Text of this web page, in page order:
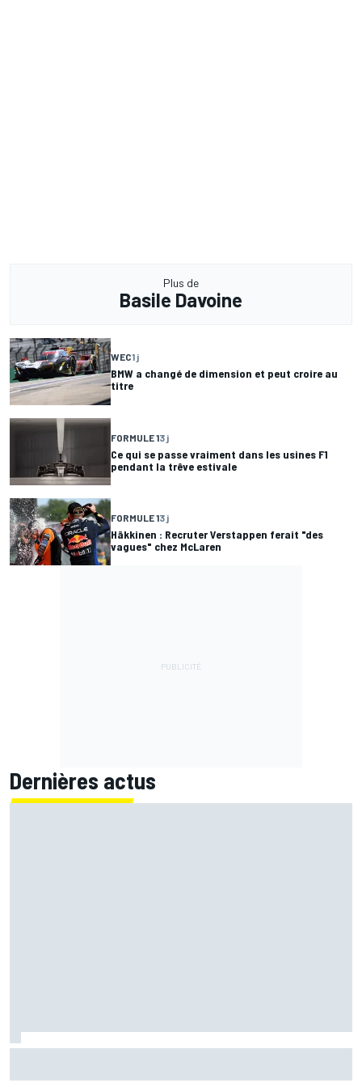
Plus de
Basile Davoine
WEC1 j
BMW a changé de dimension et peut croire au
titre
FORMULE 13 j
Ce qui se passe vraiment dans les usines F1
pendant la trêve estivale
FORMULE 13 j
Häkkinen : Recruter Verstappen ferait "des
vagues" chez McLaren
Dernières actus